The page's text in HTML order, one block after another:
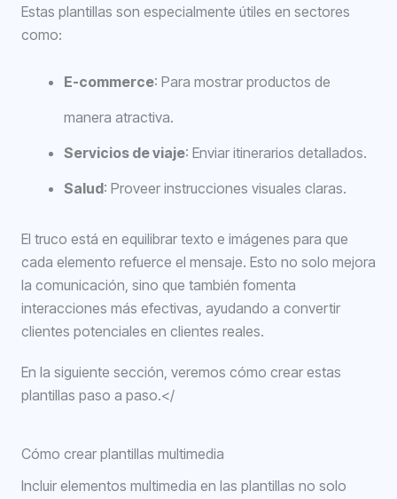
Estas plantillas son especialmente útiles en sectores
como:
E-commerce: Para mostrar productos de
manera atractiva.
Servicios de viaje: Enviar itinerarios detallados.
Salud: Proveer instrucciones visuales claras.
El truco está en equilibrar texto e imágenes para que
cada elemento refuerce el mensaje. Esto no solo mejora
la comunicación, sino que también fomenta
interacciones más efectivas, ayudando a convertir
clientes potenciales en clientes reales.
En la siguiente sección, veremos cómo crear estas
plantillas paso a paso.</
Cómo crear plantillas multimedia
Incluir elementos multimedia en las plantillas no solo